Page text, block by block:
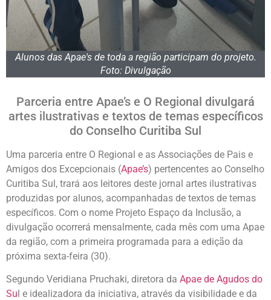
Alunos das Apae's de toda a região participam do projeto.
Foto: Divulgação
Parceria entre Apae’s e O Regional divulgará
artes ilustrativas e textos de temas específicos
do Conselho Curitiba Sul
Uma parceria entre O Regional e as Associações de Pais e
Amigos dos Excepcionais (Apae’s) pertencentes ao Conselho
Curitiba Sul, trará aos leitores deste jornal artes ilustrativas
produzidas por alunos, acompanhadas de textos de temas
específicos. Com o nome Projeto Espaço da Inclusão, a
divulgação ocorrerá mensalmente, cada mês com uma Apae
da região, com a primeira programada para a edição da
próxima sexta-feira (30).
Segundo Veridiana Pruchaki, diretora da Apae de Agudos do
Sul e idealizadora da iniciativa, através da visibilidade e da